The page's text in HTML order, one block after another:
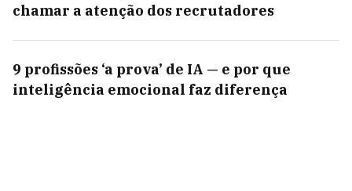
chamar a atenção dos recrutadores
9 profissões ‘a prova’ de IA — e por que
inteligência emocional faz diferença